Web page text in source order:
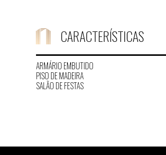
CARACTERÍSTICAS
ARMÁRIO EMBUTIDO
PISO DE MADEIRA
SALÃO DE FESTAS